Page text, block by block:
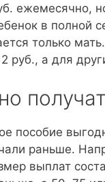
ежемесячно,
в полной
только
руб., а для
пособие
раньше.
выплат